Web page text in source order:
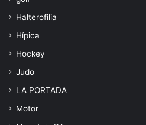
Halterofilia
Hípica
Hockey
Judo
LA PORTADA
Motor